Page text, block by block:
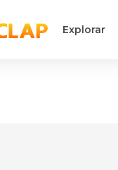
Explorar